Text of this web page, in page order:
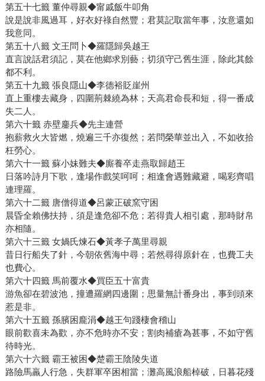
第五十七籤 董仲尋親◆甯戚飯牛叩角
說是說非風過耳，好衣好祿自然豐；君莫記取當年事，汝意還如
我意同。
第五十八籤 文王問卜◆羅隱歸吳越王
直言說話君須記，莫在他鄉求別藝；切須守己舊生涯，除此其餘
都不利。
第五十九籤 張良隱山◆李德裕貶崖州
直上重樓去藏身，四圍荊棘繞為林；天高君命長和短，得一番成
失二人。
第六十籤 赤壁鏖兵◆先主連營
抱薪救火大皆燃，燒遍三千亦復然；若問榮華並出入，不如收拾
枉勞心。
第六十一籤 蘇小妹難夫◆廝養卒走燕取歸趙王
日落吟詩月下歌，逢場作戲笑呵呵；相逢會遇難藏避，喝彩齊唱
連理羅。
第六十二籤 唐僧得道◆呂蒙正破窯守困
晨昏全賴佛扶持，須是逢危卻不危；若得貴人相引處，那時財帛
亦相隨。
第六十三籤 女媧氏煉石◆黃孝子萬里尋親
昔日行船失了針，今朝依舊海中尋；若然尋得原針在，也費工夫
也費心。
第六十四籤 馬前覆水◆買臣五十富貴
游魚卻在碧波池，撞遭羅網四邊圍；思量無計番身出，事到頭來
惹是非。
第六十五籤 孫臏困龐涓◆越王句踐棲會稽山
眼前歡喜未為歡，亦不危時亦不安；割肉補瘡為甚事，不如守舊
待時光。
第六十六籤 霸王被困◆楚霸王陰陵失道
路險馬羸人行急，失群軍卒困相當；灘高風浪船棹破，日暮花殘